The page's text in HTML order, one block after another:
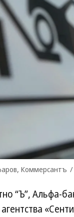
Коммерсантъ /
“Ъ”, Альфа-